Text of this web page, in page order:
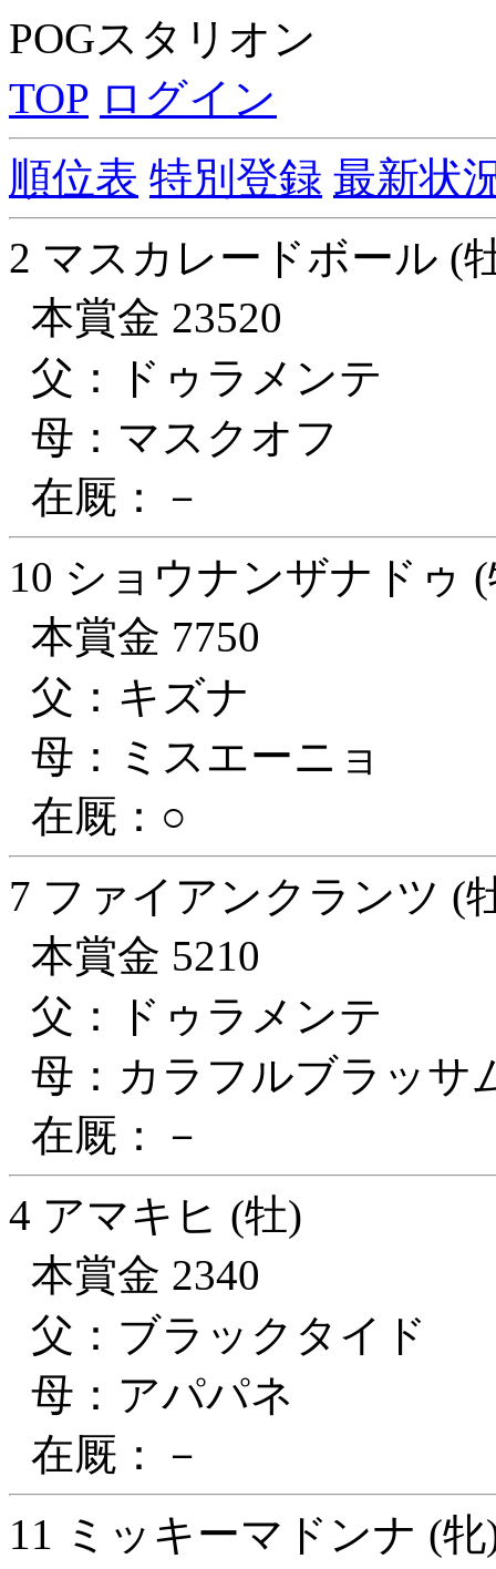
POGスタリオン
TOP ログイン
順位表 特別登録 最新状
2 マスカレードボール (
本賞金 23520
父：ドゥラメンテ
母：マスクオフ
在厩：－
10 ショウナンザナドゥ
本賞金 7750
父：キズナ
母：ミスエーニョ
在厩：○
7 ファイアンクランツ (
本賞金 5210
父：ドゥラメンテ
母：カラフルブラッサ
在厩：－
4 アマキヒ (牡)
本賞金 2340
父：ブラックタイド
母：アパパネ
在厩：－
11 ミッキーマドンナ (牝